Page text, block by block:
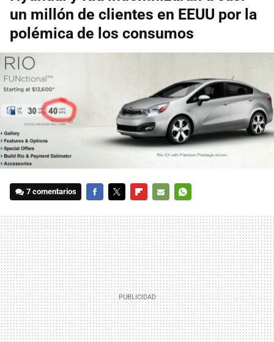
un millón de clientes en EEUU por la
polémica de los consumos
7 comentarios
MAIL